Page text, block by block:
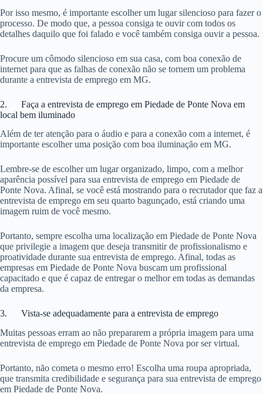
Por isso mesmo, é importante escolher um lugar silencioso para fazer o
processo. De modo que, a pessoa consiga te ouvir com todos os
detalhes daquilo que foi falado e você também consiga ouvir a pessoa.
Procure um cômodo silencioso em sua casa, com boa conexão de
internet para que as falhas de conexão não se tornem um problema
durante a entrevista de emprego em MG.
2. Faça a entrevista de emprego em Piedade de Ponte Nova em
local bem iluminado
Além de ter atenção para o áudio e para a conexão com a internet, é
importante escolher uma posição com boa iluminação em MG.
Lembre-se de escolher um lugar organizado, limpo, com a melhor
aparência possível para sua entrevista de emprego em Piedade de
Ponte Nova. Afinal, se você está mostrando para o recrutador que faz a
entrevista de emprego em seu quarto bagunçado, está criando uma
imagem ruim de você mesmo.
Portanto, sempre escolha uma localização em Piedade de Ponte Nova
que privilegie a imagem que deseja transmitir de profissionalismo e
proatividade durante sua entrevista de emprego. Afinal, todas as
empresas em Piedade de Ponte Nova buscam um profissional
capacitado e que é capaz de entregar o melhor em todas as demandas
da empresa.
3. Vista-se adequadamente para a entrevista de emprego
Muitas pessoas erram ao não prepararem a própria imagem para uma
entrevista de emprego em Piedade de Ponte Nova por ser virtual.
Portanto, não cometa o mesmo erro! Escolha uma roupa apropriada,
que transmita credibilidade e segurança para sua entrevista de emprego
em Piedade de Ponte Nova.